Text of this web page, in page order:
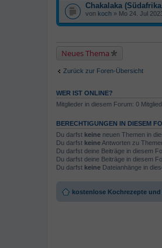
Chakalaka
von koch » Mo 24. Jul
Neues Thema
Zurück zur Foren-Übersicht
WER IST ONLINE?
Mitglieder in diesem Forum: 0
BERECHTIGUNGEN IN DIESEM
Du darfst keine neuen Themen in
Du darfst keineAntworten zu
Du darfst deine Beiträge in diesem
Du darfst deine Beiträge in diesem
Du darfst keine Dateianhänge in
kostenlose Kochrezepte